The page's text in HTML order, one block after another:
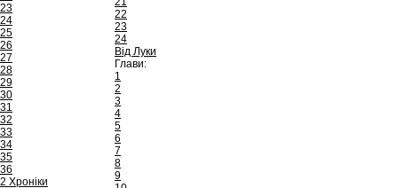
23
24
25
26
27
28
29
30
31
32
33
34
35
36
2 Хроніки
22
23
24
Від Луки
Глави:
1
2
3
4
5
6
7
8
9